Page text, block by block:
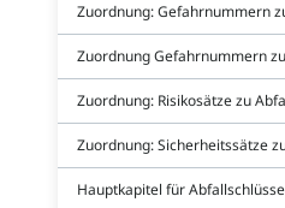
Zuordnung: Gefahrnummern
Zuordnung Gefahrnummern
Zuordnung: Risikosätze zu
Zuordnung: Sicherheitssätze
Hauptkapitel für